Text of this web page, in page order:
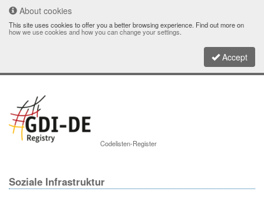
About cookies
This site uses cookies to offer you a better browsing experience. Find out more on
how we use cookies and how you can change your settings.
Accept
Codelisten-Register
Soziale Infrastruktur